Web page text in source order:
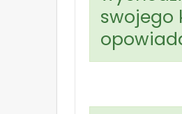
swojego